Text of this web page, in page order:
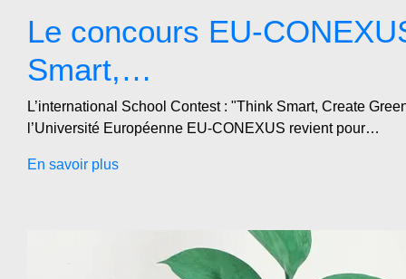
Le concours EU-
Smart,…
L’international School Contest : "Think Smart, Create
l’Université Européenne EU-CONEXUS revient pour…
En savoir plus